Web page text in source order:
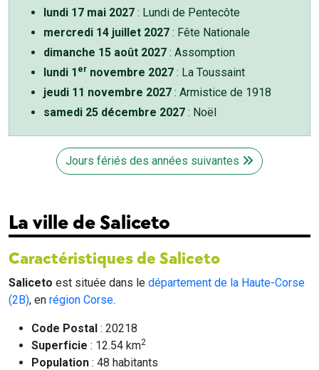
lundi 17 mai 2027 : Lundi de Pentecôte
mercredi 14 juillet 2027 : Fête Nationale
dimanche 15 août 2027 : Assomption
lundi 1 er novembre 2027 : La Toussaint
jeudi 11 novembre 2027 : Armistice de 1918
samedi 25 décembre 2027 : Noël
Jours fériés des années suivantes
La ville de Saliceto
Caractéristiques de Saliceto
Saliceto est située dans le département de la Haute-Corse
(2B), en région Corse.
Code Postal : 20218
Superficie : 12.54 km2
Population : 48 habitants